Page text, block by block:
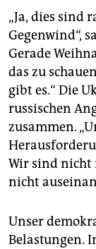
„Ja, dies sind
Gegenwind“,
Gerade
das zu
gibt es.“ Die
russischen
zusammen.
Wir sind nicht
nicht
Unser
Belastungen.